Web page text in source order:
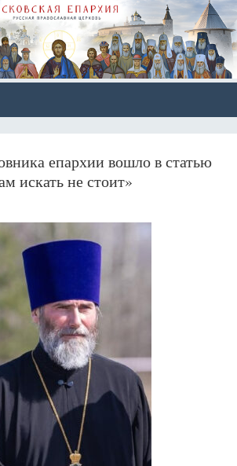
епархии вошло в статью
искать не стоит»